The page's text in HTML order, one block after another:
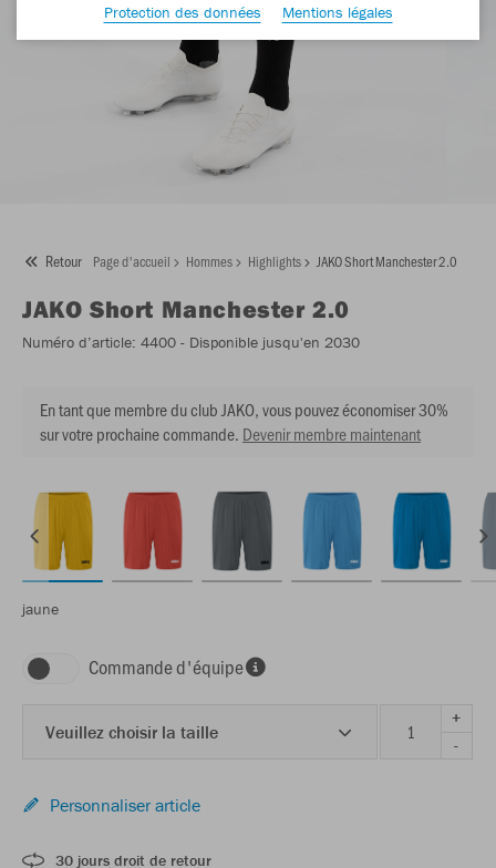
Retour Page d'accueil Hommes Highlights JAKO Short Manchester 2.0
JAKO Short Manchester 2.0
Numéro d’article: 4400 - Disponible jusqu'en 2030
En tant que membre du club JAKO, vous pouvez économiser 30%
sur votre prochaine commande. Devenir membre maintenant
jaune
Commande d'équipe
Veuillez choisir la taille
+
-
Personnaliser article
30 jours droit de retour
Protection des données
Mentions légales